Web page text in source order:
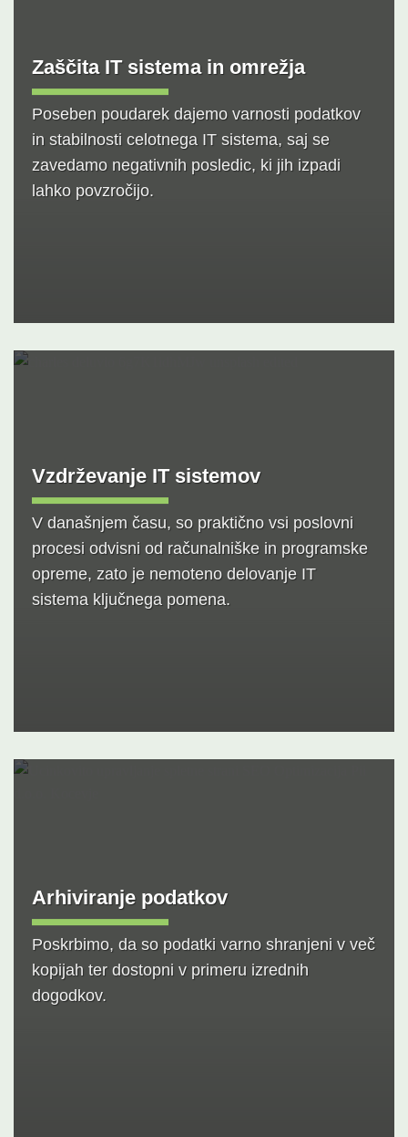
Zaščita IT sistema in omrežja
Poseben poudarek dajemo varnosti podatkov
in stabilnosti celotnega IT sistema, saj se
zavedamo negativnih posledic, ki jih izpadi
lahko povzročijo.
Vzdrževanje IT sistemov
V današnjem času, so praktično vsi poslovni
procesi odvisni od računalniške in programske
opreme, zato je nemoteno delovanje IT
sistema ključnega pomena.
Arhiviranje podatkov
Poskrbimo, da so podatki varno shranjeni v več
kopijah ter dostopni v primeru izrednih
dogodkov.